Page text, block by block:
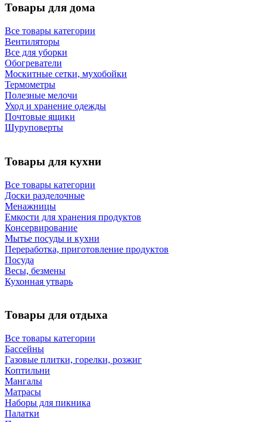
Товары для дома
Все товары категории
Вентиляторы
Все для уборки
Обогреватели
Москитные сетки, мухобойки
Термометры
Полезные мелочи
Уход и хранение одежды
Почтовые ящики
Шуруповерты
Товары для кухни
Все товары категории
Доски разделочные
Менажницы
Емкости для хранения продуктов
Консервирование
Мытье посуды и кухни
Переработка, приготовление продуктов
Посуда
Весы, безмены
Кухонная утварь
Товары для отдыха
Все товары категории
Бассейны
Газовые плитки, горелки, розжиг
Коптильни
Мангалы
Матрасы
Наборы для пикника
Палатки